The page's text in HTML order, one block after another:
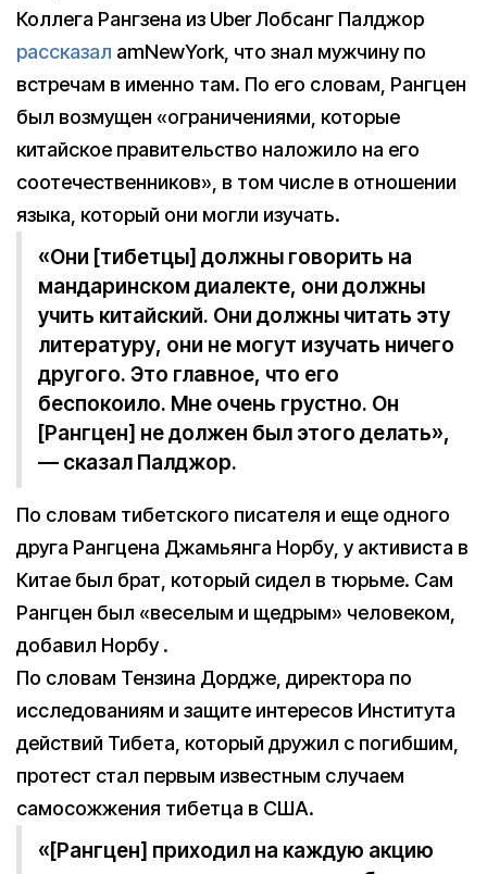
Коллега Рангзена из Uber Лобсанг Палджор
рассказал amNewYork, что знал мужчину по
встречам в именно там. По его словам, Рангцен
был возмущен «ограничениями, которые
китайское правительство наложило на его
соотечественников», в том числе в отношении
языка, который они могли изучать.
«Они [тибетцы] должны говорить на
мандаринском диалекте, они должны
учить китайский. Они должны читать эту
литературу, они не могут изучать ничего
другого. Это главное, что его
беспокоило. Мне очень грустно. Он
[Рангцен] не должен был этого делать»,
— сказал Палджор.
По словам тибетского писателя и еще одного
друга Рангцена Джамьянга Норбу, у активиста в
Китае был брат, который сидел в тюрьме. Сам
Рангцен был «веселым и щедрым» человеком,
добавил Норбу .
По словам Тензина Дордже, директора по
исследованиям и защите интересов Института
действий Тибета, который дружил с погибшим,
протест стал первым известным случаем
самосожжения тибетца в США.
«[Рангцен] приходил на каждую акцию